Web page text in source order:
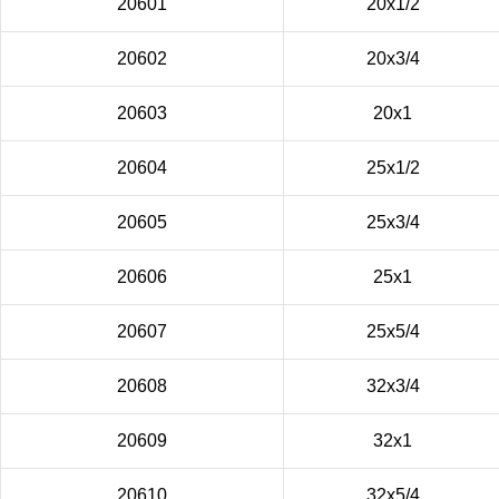
20601 20х1/2
20602 20х3/4
20603 20х1
20604 25х1/2
20605 25х3/4
20606 25х1
20607 25х5/4
20608 32х3/4
20609 32х1
20610 32х5/4